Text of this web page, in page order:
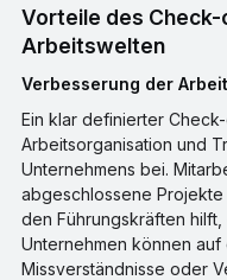
Vorteile des Check-outs in modernen
Arbeitswelten
Verbesserung der
Ein klar definierter
Arbeitsorganisation und
Unternehmens bei.
abgeschlossene
den Führungskräften
Unternehmen können
Missverständnisse oder